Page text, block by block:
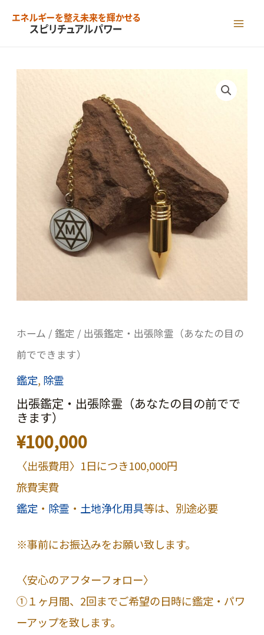
ホーム /鑑定 / 出張鑑定・出張除霊（あなたの目の
前でできます）
鑑定, 除霊
出張鑑定・出張除霊（あなたの目の前でで
きます）
¥100,000
〈出張費用〉1日につき100,000円
旅費実費
鑑定 ・ 除霊 ・ 土地浄化用具等は、別途必要
※事前にお振込みをお願い致します。
〈安心のアフターフォロー〉
①１ヶ月間、2回までご希望の日時に鑑定・パワ
ーアップを致します。